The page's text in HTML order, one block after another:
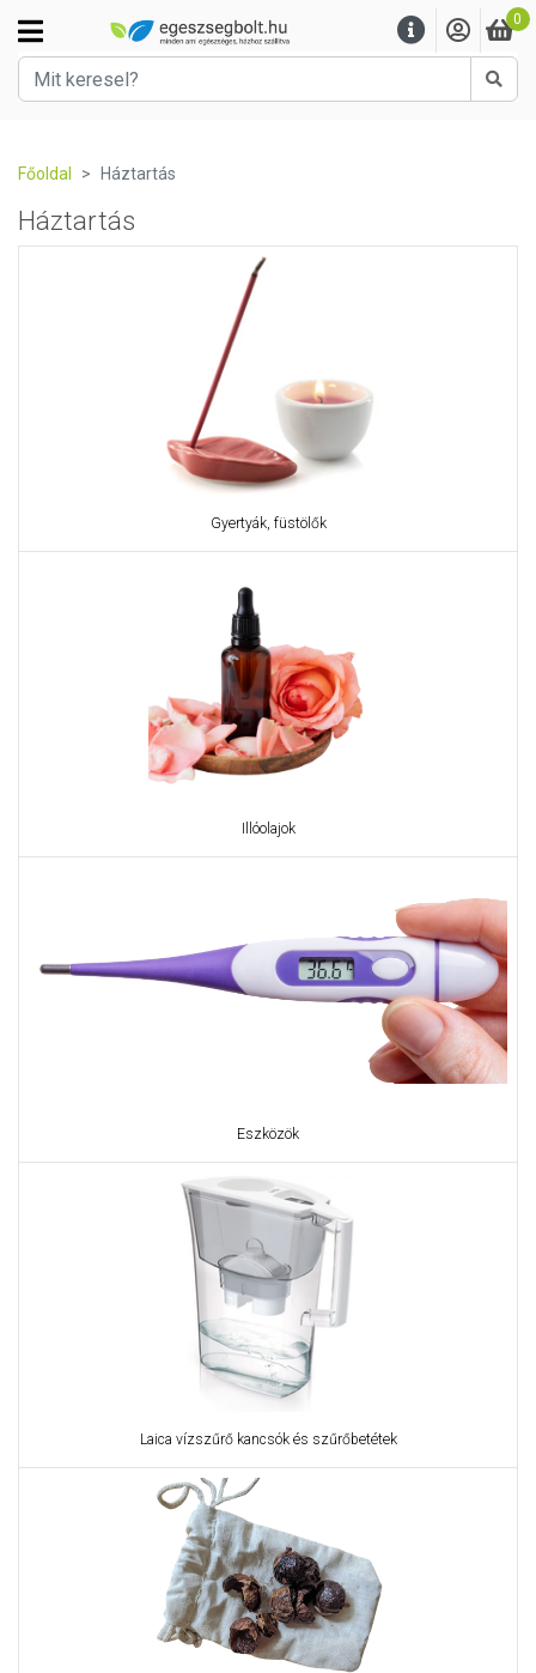
0
Főoldal Háztartás
Háztartás
Gyertyák, füstölők
Illóolajok
Eszközök
Laica vízszűrő kancsók és szűrőbetétek